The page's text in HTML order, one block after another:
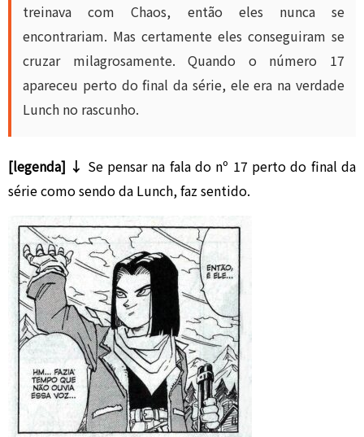
treinava com Chaos, então eles nunca se
encontrariam. Mas certamente eles conseguiram se
cruzar milagrosamente. Quando o número 17
apareceu perto do final da série, ele era na verdade
Lunch no rascunho.
[legenda] ↓ Se pensar na fala do nº 17 perto do final da
série como sendo da Lunch, faz sentido.